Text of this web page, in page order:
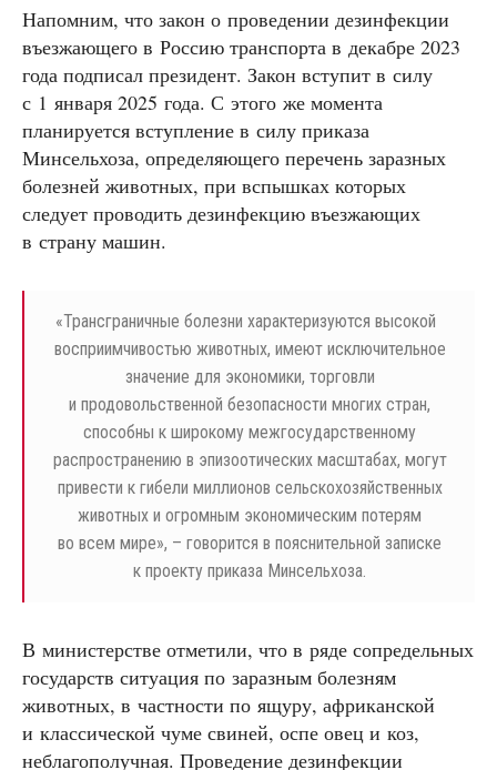
Напомним, что закон о проведении дезинфекции
въезжающего в Россию транспорта в декабре 2023
года подписал президент. Закон вступит в силу
с 1 января 2025 года. С этого же момента
планируется вступление в силу приказа
Минсельхоза, определяющего перечень заразных
болезней животных, при вспышках которых
следует проводить дезинфекцию въезжающих
в страну машин.
«Трансграничные болезни характеризуются высокой
восприимчивостью животных, имеют исключительное
значение для экономики, торговли
и продовольственной безопасности многих стран,
способны к широкому межгосударственному
распространению в эпизоотических масштабах, могут
привести к гибели миллионов сельскохозяйственных
животных и огромным экономическим потерям
во всем мире», – говорится в пояснительной записке
к проекту приказа Минсельхоза.
В министерстве отметили, что в ряде сопредельных
государств ситуация по заразным болезням
животных, в частности по ящуру, африканской
и классической чуме свиней, оспе овец и коз,
неблагополучная. Проведение дезинфекции